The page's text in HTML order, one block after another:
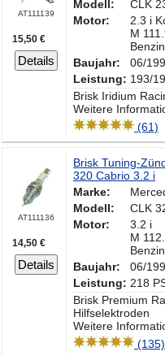
AT111139
15,50 €
Details
Modell:
CLK
Motor:
2.3 i
M
Baujahr:
06/
Leistung: 193/
Brisk Iridium
Weitere
(61)
AT111136
14,50 €
Details
Brisk Tuning-
320 Cabrio 3.2 i
Marke:
Modell:
CLK
Motor:
3.2 i
M
Baujahr:
06/
Leistung: 218
Brisk Premium
Hilfselektroden
Weitere
(135)